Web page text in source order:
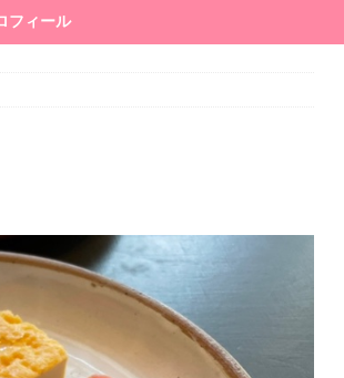
フィール